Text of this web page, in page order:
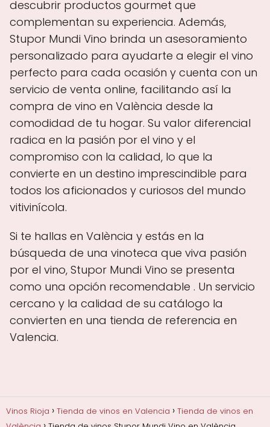
descubrir productos gourmet que
complementan su experiencia. Además,
Stupor Mundi Vino brinda un asesoramiento
personalizado para ayudarte a elegir el vino
perfecto para cada ocasión y cuenta con un
servicio de venta online, facilitando así la
compra de vino en València desde la
comodidad de tu hogar. Su valor diferencial
radica en la pasión por el vino y el
compromiso con la calidad, lo que la
convierte en un destino imprescindible para
todos los aficionados y curiosos del mundo
vitivinícola.
Si te hallas en València y estás en la
búsqueda de una vinoteca que viva pasión
por el vino, Stupor Mundi Vino se presenta
como una opción recomendable . Un servicio
cercano y la calidad de su catálogo la
convierten en una tienda de referencia en
Valencia.
Vinos Rioja Tienda de vinos en Valencia
Tienda de vinos en